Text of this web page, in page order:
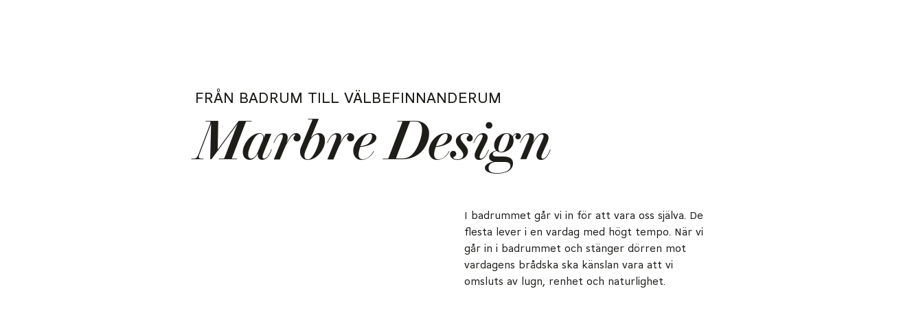
FRÅN BADRUM TILL VÄLBEFINNANDERUM
Marbre Design
I badrummet går vi in för att vara oss själva. De
flesta lever i en vardag med högt tempo. När vi
går in i badrummet och stänger dörren mot
vardagens brådska ska känslan vara att vi
omsluts av lugn, renhet och naturlighet.